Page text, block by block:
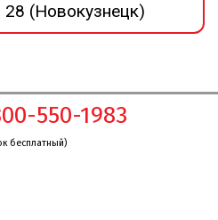
(Новокузнецк)
550-1983
бесплатный)